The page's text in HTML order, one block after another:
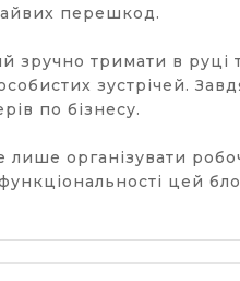
перешкод.
тримати в руці
зустрічей.
по бізнесу.
лише організувати
цей